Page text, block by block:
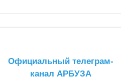
Официальный телеграм-
канал АРБУЗА